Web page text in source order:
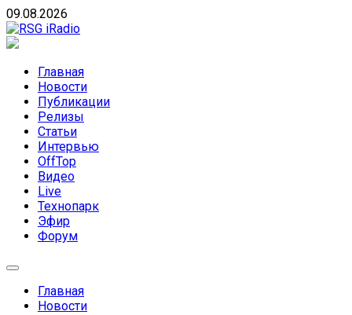
Skip
to
content
09.08.2026
направлений без возрастных ограничений
Главная
Новости
Публикации
Релизы
Статьи
Интервью
OffTop
Видео
Live
Технопарк
Эфир
Форум
Главная
Новости